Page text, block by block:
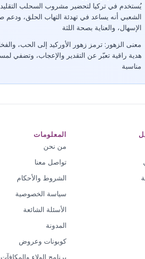
يُستخدم في تركيا لتحضير مشروب السحلب
الشعبي أنه يساعد في تهدئة التهاب الحلق،
الإسهال، والعناية بصحة اللثة
معنى الزهور: ترمز زهور الأوركيد إلى الحب،
هدية راقية تعبّر عن التقدير والإعجاب، وتضفي
مناسبة
المعلومات
من نحن
تواصل معنا
الشروط والأحكام
سياسة الخصوصية
الأسئلة الشائعة
المدونة
كوبونات وعروض
برنامج الولاء والمكافآت